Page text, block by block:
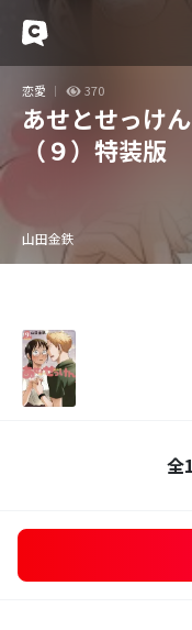
恋愛 370
あせとせっけん
（９）特装版
山田金鉄
全